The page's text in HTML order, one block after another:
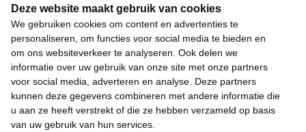
Deze website maakt gebruik van cookies
We gebruiken cookies om content en advertenties te
personaliseren, om functies voor social media te bieden en
om ons websiteverkeer te analyseren. Ook delen we
informatie over uw gebruik van onze site met onze partners
voor social media, adverteren en analyse. Deze partners
kunnen deze gegevens combineren met andere informatie die
u aan ze heeft verstrekt of die ze hebben verzameld op basis
van uw gebruik van hun services.
Snel
Over de beweging
Algemeen